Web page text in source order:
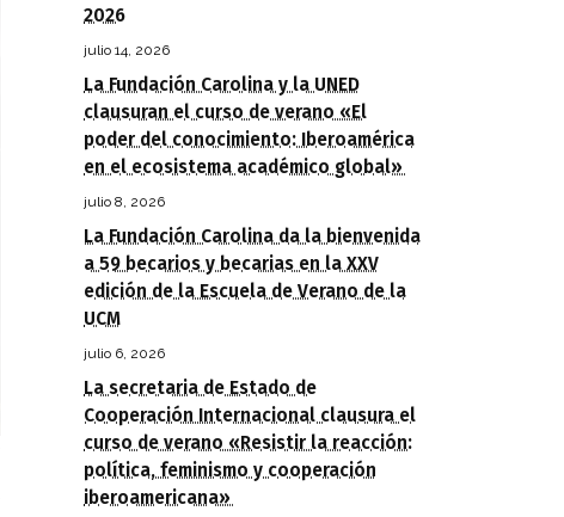
2026
julio 14, 2026
La Fundación Carolina y la UNED
clausuran el curso de verano «El
poder del conocimiento: Iberoamérica
en el ecosistema académico global»
julio 8, 2026
La Fundación Carolina da la bienvenida
a 59 becarios y becarias en la XXV
edición de la Escuela de Verano de la
UCM
julio 6, 2026
La secretaria de Estado de
Cooperación Internacional clausura el
curso de verano «Resistir la reacción:
política, feminismo y cooperación
iberoamericana»